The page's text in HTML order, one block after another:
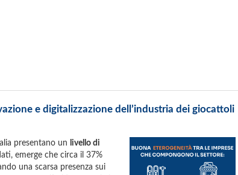
e digitalizzazione dell’industria dei giocattoli
presentano un
livello di
emerge che circa il 37%
una scarsa presenza sui